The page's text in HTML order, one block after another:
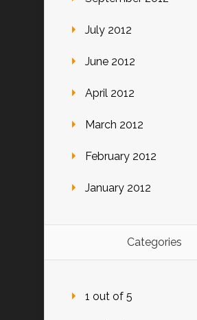
July 2012
June 2012
April 2012
March 2012
February 2012
January 2012
Categories
1 out of 5